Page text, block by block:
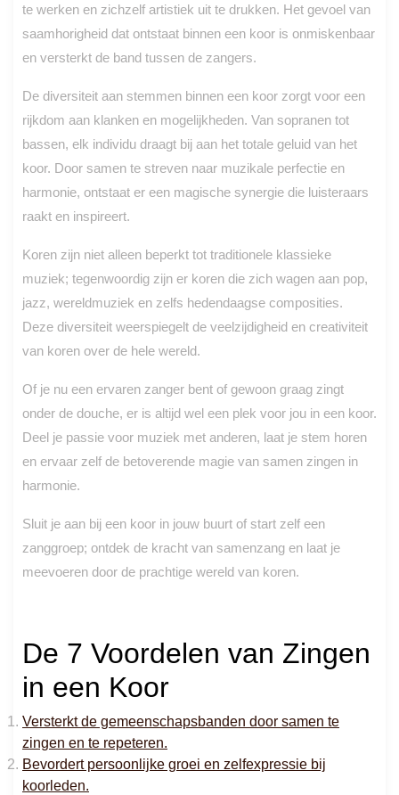
te werken en zichzelf artistiek uit te drukken. Het gevoel van
saamhorigheid dat ontstaat binnen een koor is onmiskenbaar
en versterkt de band tussen de zangers.
De diversiteit aan stemmen binnen een koor zorgt voor een
rijkdom aan klanken en mogelijkheden. Van sopranen tot
bassen, elk individu draagt bij aan het totale geluid van het
koor. Door samen te streven naar muzikale perfectie en
harmonie, ontstaat er een magische synergie die luisteraars
raakt en inspireert.
Koren zijn niet alleen beperkt tot traditionele klassieke
muziek; tegenwoordig zijn er koren die zich wagen aan pop,
jazz, wereldmuziek en zelfs hedendaagse composities.
Deze diversiteit weerspiegelt de veelzijdigheid en creativiteit
van koren over de hele wereld.
Of je nu een ervaren zanger bent of gewoon graag zingt
onder de douche, er is altijd wel een plek voor jou in een koor.
Deel je passie voor muziek met anderen, laat je stem horen
en ervaar zelf de betoverende magie van samen zingen in
harmonie.
Sluit je aan bij een koor in jouw buurt of start zelf een
zanggroep; ontdek de kracht van samenzang en laat je
meevoeren door de prachtige wereld van koren.
De 7 Voordelen van Zingen
in een Koor
Versterkt de gemeenschapsbanden door samen te
zingen en te repeteren.
Bevordert persoonlijke groei en zelfexpressie bij
koorleden.